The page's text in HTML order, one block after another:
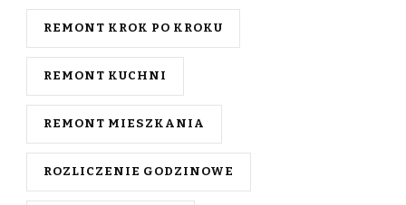
REMONT KROK PO KROKU
REMONT KUCHNI
REMONT MIESZKANIA
ROZLICZENIE GODZINOWE